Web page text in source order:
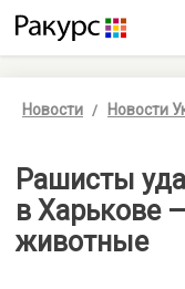
Новости Новости
Рашисты
в Харькове
животные